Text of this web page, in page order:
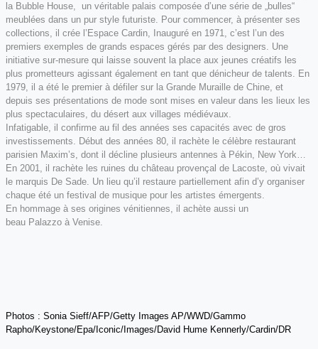
la Bubble House, un véritable palais composée d’une série de „bulles“
meublées dans un pur style futuriste. Pour commencer, à présenter ses
collections, il crée l’Espace Cardin, Inauguré en 1971, c’est l’un des
premiers exemples de grands espaces gérés par des designers. Une
initiative sur-mesure qui laisse souvent la place aux jeunes créatifs les
plus prometteurs agissant également en tant que dénicheur de talents. En
1979, il a été le premier à défiler sur la Grande Muraille de Chine, et
depuis ses présentations de mode sont mises en valeur dans les lieux les
plus spectaculaires, du désert aux villages médiévaux.
Infatigable, il confirme au fil des années ses capacités avec de gros
investissements. Début des années 80, il rachète le célèbre restaurant
parisien Maxim’s, dont il décline plusieurs antennes à Pékin, New York…
En 2001, il rachète les ruines du château provençal de Lacoste, où vivait
le marquis De Sade. Un lieu qu’il restaure partiellement afin d’y organiser
chaque été un festival de musique pour les artistes émergents.
En hommage à ses origines vénitiennes, il achète aussi un
beau Palazzo à Venise.
Photos : Sonia Sieff/AFP/Getty Images AP/WWD/Gammo
Rapho/Keystone/Epa/Iconic/Images/David Hume Kennerly/Cardin/DR